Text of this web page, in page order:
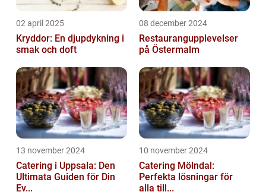
02 april 2025
Kryddor: En djupdykning i
smak och doft
08 december 2024
Restaurangupplevelser
på Östermalm
13 november 2024
Catering i Uppsala: Den
Ultimata Guiden för Din
Ev...
10 november 2024
Catering Mölndal:
Perfekta lösningar för
alla till...